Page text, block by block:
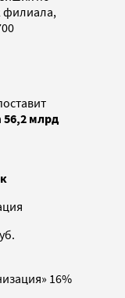
филиала,
56,2 млрд
16%